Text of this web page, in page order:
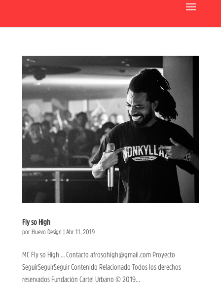
Fly so High
por Huevo Design | Abr 11, 2019
MC Fly so High … Contacto afrosohigh@gmail.com Proyecto
SeguirSeguirSeguir Contenido Relacionado Todos los derechos
reservados Fundación Cartel Urbano © 2019...